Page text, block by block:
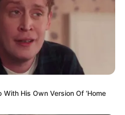
ΒΙΒΛΙΟ
His Own Version Of ‘Home